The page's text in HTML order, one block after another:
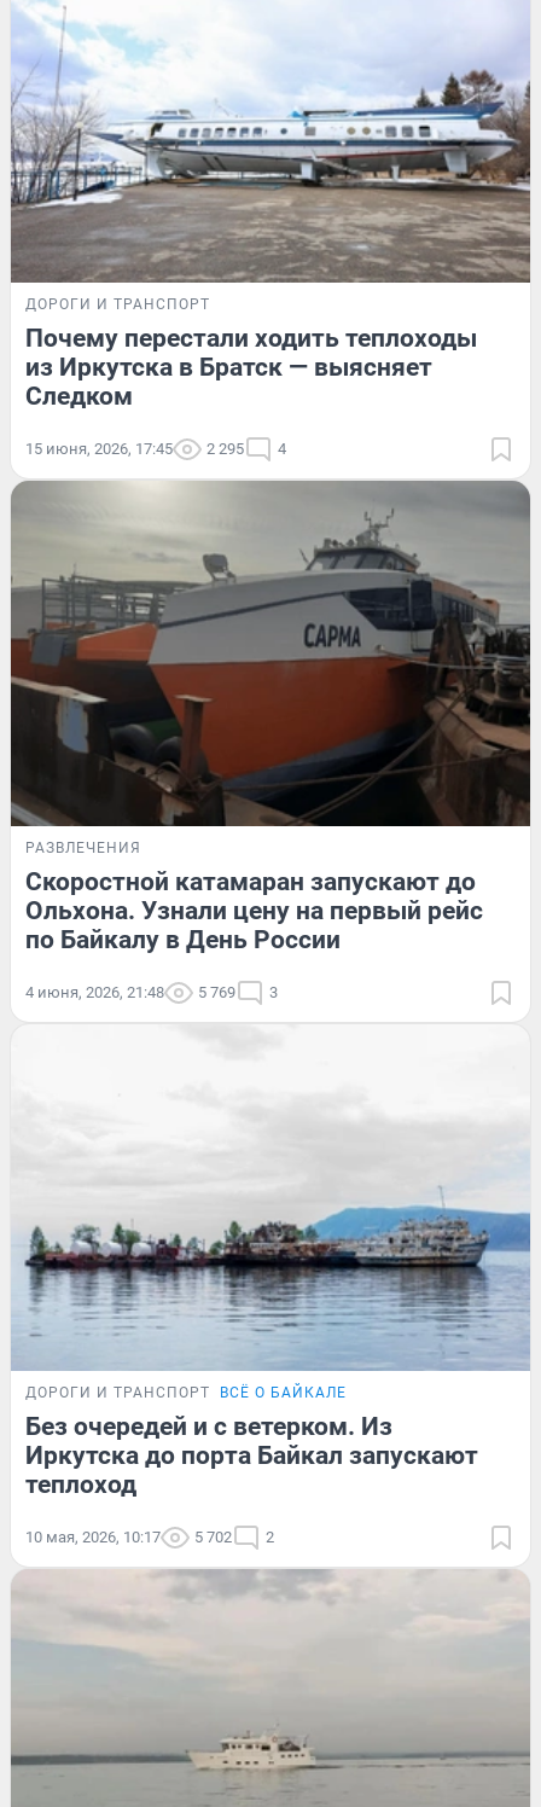
ДОРОГИ И ТРАНСПОРТ
Почему перестали ходить теплоходы
из Иркутска в Братск — выясняет
Следком
15 июня, 2026, 17:45 2 295 4
РАЗВЛЕЧЕНИЯ
Скоростной катамаран запускают до
Ольхона. Узнали цену на первый рейс
по Байкалу в День России
4 июня, 2026, 21:48 5 769 3
ДОРОГИ И ТРАНСПОРТ ВСЁ О БАЙКАЛЕ
Без очередей и с ветерком. Из
Иркутска до порта Байкал запускают
теплоход
10 мая, 2026, 10:17 5 702 2